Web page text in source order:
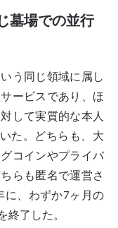
墓場での並行
う同じ領域に属し
ービスであり、ほ
して実質的な本人
た。どちらも、大
コインやプライバ
らも匿名で運営さ
に、わずか7ヶ月の
終了した。